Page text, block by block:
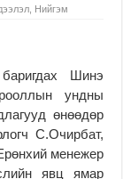
Нийгэм
Шинэ
ундны
өнөөдөр
С.Очирбат,
менежер
явц ямар